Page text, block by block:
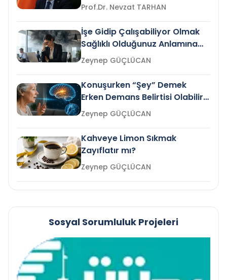
Prof.Dr. Nevzat TARHAN
İşe Gidip Çalışabiliyor Olmak
Sağlıklı Olduğunuz Anlamına
Gelir mi?Zeynep GÜÇLÜCAN
Konuşurken “Şey” Demek
Erken Demans Belirtisi Olabilir
mi?
Zeynep GÜÇLÜCAN
Kahveye Limon Sıkmak
Zayıflatır mı?
Zeynep GÜÇLÜCAN
Sosyal Sorumluluk Projeleri